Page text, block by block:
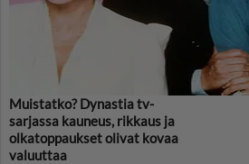
Muistatko? Dynastia tv-
sarjassa kauneus, rikkaus ja
olkatoppaukset olivat kovaa
valuuttaa